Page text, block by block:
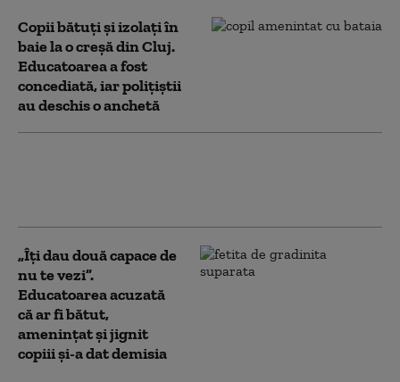
Copii bătuți și izolați în
baie la o creșă din Cluj.
Educatoarea a fost
concediată, iar polițiștii
au deschis o anchetă
„Îți dau două capace de
nu te vezi”.
Educatoarea acuzată
că ar fi bătut,
amenințat și jignit
copiii și-a dat demisia